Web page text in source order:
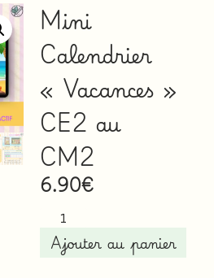
Mini
Calendrier
« Vacances »
CE2 au
CM2
6.90€
Ajouter au panier